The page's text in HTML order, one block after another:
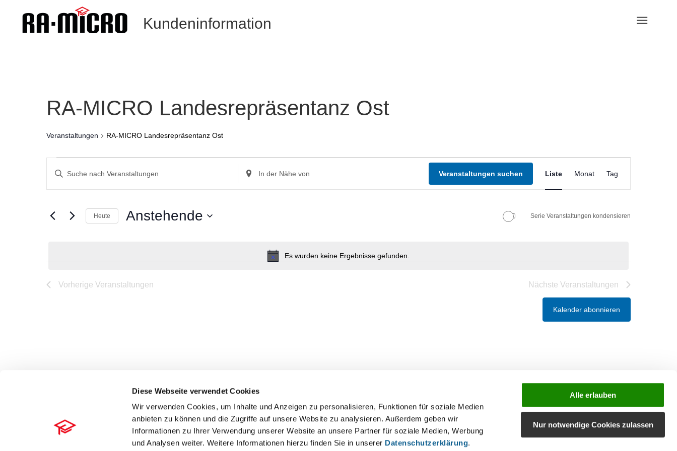
Diese Webseite verwendet Cookies
Wir verwenden Cookies, um Inhalte und Anzeigen zu personalisieren, Funktionen für soziale Medien
anbieten zu können und die Zugriffe auf unsere Website zu analysieren. Außerdem geben wir
Informationen zu Ihrer Verwendung unserer Website an unsere Partner für soziale Medien, Werbung
und Analysen weiter. Weitere Informationen hierzu finden Sie in unserer Datenschutzerklärung.
Alle erlauben
Nur notwendige Cookies zulassen
Kundeninformation
RA-MICRO Landesrepräsentanz Ost
Veranstaltungen RA-MICRO Landesrepräsentanz Ost
Hinweis
Es wurden keine Ergebnisse gefunden.
Such-
und
Ansichtennavigation
Geben
Schlüsselwort.
Suche
Schlüsselwort.
Standort
eingeben.
Veranstaltungen suchen
Navigation
Liste Monat Tag
Heute Anstehende Serie Veranstaltungen kondensieren
Vorherige Veranstaltungen Nächste Veranstaltungen
Kalender abonnieren
Datenschutz © RA-MICRO Software AG 2025